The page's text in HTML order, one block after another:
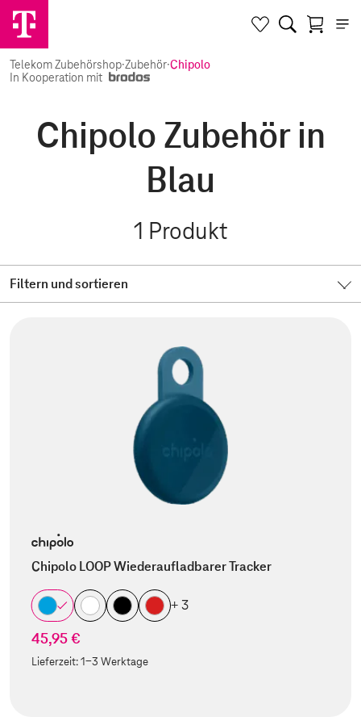
Telekom Zubehörshop·Zubehör·Chipolo
In Kooperation mit
Chipolo Zubehör in
Blau
1 Produkt
Filtern und sortieren
Chipolo LOOP Wiederaufladbarer Tracker
+ 3
45,95 €
Lieferzeit:1-3 Werktage